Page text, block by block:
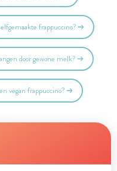
frappuccino?
door gewone melk?
vegan frappuccino?